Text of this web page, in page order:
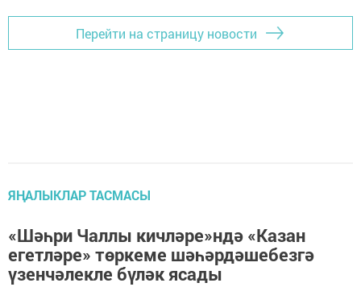
Перейти на страницу новости
ЯҢАЛЫКЛАР ТАСМАСЫ
«Шәһри Чаллы кичләре»ндә «Казан
егетләре» төркеме шәһәрдәшебезгә
үзенчәлекле бүләк ясады